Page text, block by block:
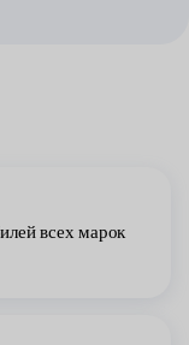
всех марок